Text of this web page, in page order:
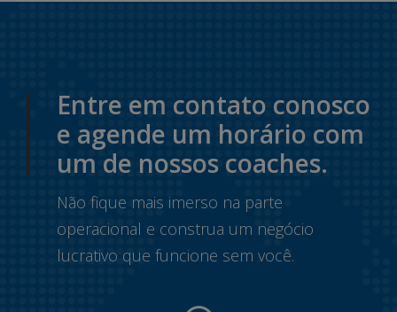
Entre em contato conosco
e agende um horário com
um de nossos coaches.
Não fique mais imerso na parte
operacional e construa um negócio
lucrativo que funcione sem você.